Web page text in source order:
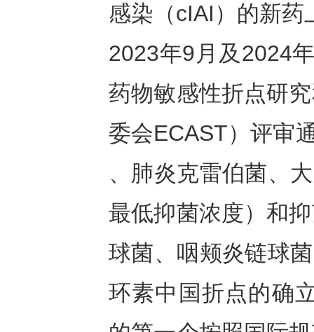
感染（cIAI）的新药
2023年9月及2024
药物敏感性折点研
委会ECAST）评审
、肺炎克雷伯菌、
最低抑菌浓度）和
球菌、咽颊炎链球
环素中国折点的确